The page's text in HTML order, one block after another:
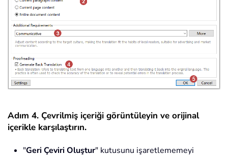
Adım 4. Çevrilmiş içeriği görüntüleyin ve orijinal
içerikle karşılaştırın.
"Geri Çeviri Oluştur" kutusunu işaretlememeyi